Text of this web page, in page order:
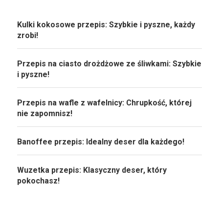
Kulki kokosowe przepis: Szybkie i pyszne, każdy
zrobi!
Przepis na ciasto drożdżowe ze śliwkami: Szybkie
i pyszne!
Przepis na wafle z wafelnicy: Chrupkość, której
nie zapomnisz!
Banoffee przepis: Idealny deser dla każdego!
Wuzetka przepis: Klasyczny deser, który
pokochasz!